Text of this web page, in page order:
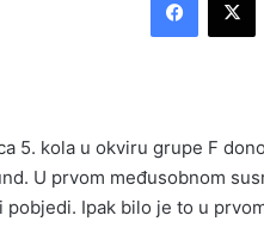
5. kola u okviru grupe F
U prvom međusobnom
pobjedi. Ipak bilo je to u